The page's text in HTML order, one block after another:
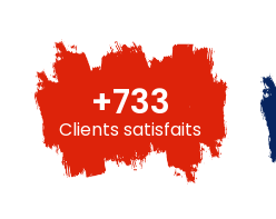
Clients satisfaits
+944